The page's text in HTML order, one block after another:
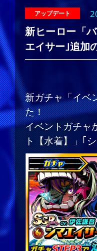
アップデート
新ヒーロー「
エイサー｣追加
新ガチャ「イベ
た！
イベントガチャ
ト【水着】」｢